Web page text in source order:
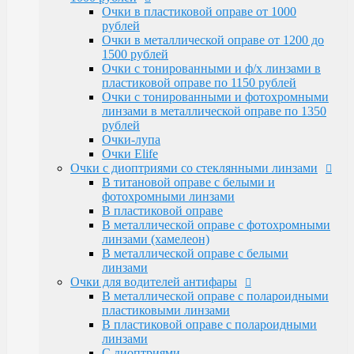
Очки Elife
Очки с диоптриями со стеклянными линзами
В титановой оправе с белыми и
фотохромными линзами
В пластиковой оправе
В металлической оправе с фотохромными
линзами (хамелеон)
В металлической оправе с белыми линзами
Очки для водителей антифары
В металлической оправе с полароидными
пластиковыми линзами
В пластиковой оправе с полароидными
линзами
С диоптриями
Очки для компьютера
В пластиковой оправе с полимерными
линзами
В металлической оправе
Тренажерные очки
В пластиковой оправе
В металлической оправе
Очки глаукомные
Очки Эксклюзивные Ricardi от 15000
Бренд оправы
Очки в пластиковой оправе от 1000
рублей
Очки в металлической оправе от 1200 до
1500 рублей
Очки с тонированными и ф/х линзами в
пластиковой оправе по 1150 рублей
Очки с тонированными и фотохромными
линзами в металлической оправе по 1350
рублей
Очки-лупа
Очки Elife
Очки с диоптриями со стеклянными линзами
В титановой оправе с белыми и
фотохромными линзами
В пластиковой оправе
В металлической оправе с фотохромными
линзами (хамелеон)
В металлической оправе с белыми
линзами
Очки для водителей антифары
В металлической оправе с полароидными
пластиковыми линзами
В пластиковой оправе с полароидными
линзами